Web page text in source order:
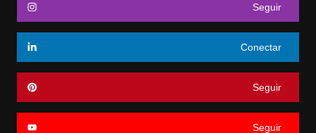
Seguir
Conectar
Seguir
Seguir